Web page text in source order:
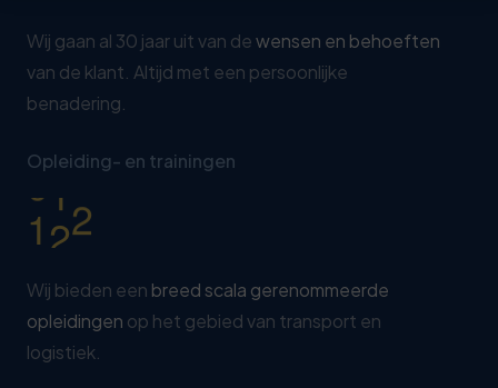
Wij gaan al 30 jaar uit van dewensen en behoeften
van de klant. Altijd met een persoonlijke
benadering.
Opleiding- en trainingen
0
1
0
1
3
4
8
3
8
8
Wij bieden een breed scala gerenommeerde
opleidingen op het gebied van transport en
logistiek.